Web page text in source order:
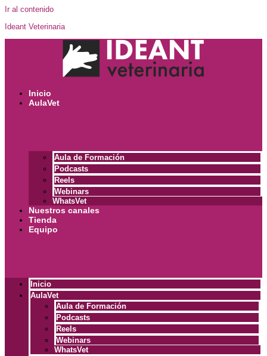
Ir al contenido
Ideant Veterinaria
Inicio
AulaVet
Aula de Formación
Podcasts
Reels
Webinars
WhatsVet
Nuestros canales
Tienda
Equipo
Inicio
AulaVet
Aula de Formación
Podcasts
Reels
Webinars
WhatsVet